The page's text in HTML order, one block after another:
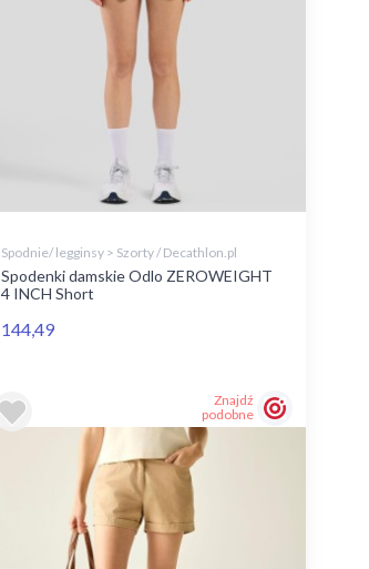
Spodnie/ legginsy > Szorty / Decathlon.pl
Spodenki damskie Odlo ZEROWEIGHT
4 INCH Short
144,49
Znajdź
podobne